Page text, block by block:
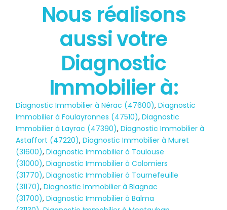
État des risques
POLLUTION
Nous réalisons
aussi votre
Diagnostic
Immobilier à:
Diagnostic Immobilier à Nérac (47600),Diagnostic
Immobilier à Foulayronnes (47510),Diagnostic
Immobilier à Layrac (47390),Diagnostic Immobilier à
Astaffort (47220),Diagnostic Immobilier à Muret
(31600),Diagnostic Immobilier à Toulouse
(31000),Diagnostic Immobilier à Colomiers
(31770),Diagnostic Immobilier à Tournefeuille
(31170),Diagnostic Immobilier à Blagnac
(31700),Diagnostic Immobilier à Balma